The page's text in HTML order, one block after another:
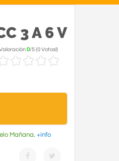
3 A 6 V
0/5(0 Votos!)
Mañana. +info